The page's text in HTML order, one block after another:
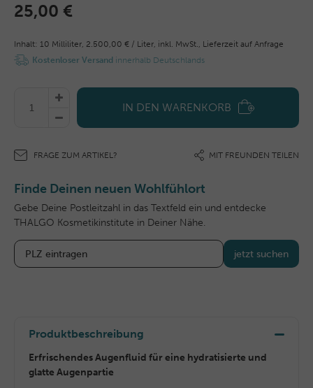
25,00 €
Inhalt: 10 Milliliter, 2.500,00 € / Liter, inkl. MwSt., Lieferzeit auf Anfrage
Kostenloser Versand innerhalb Deutschlands
IN DEN WARENKORB
FRAGE ZUM ARTIKEL? MIT FREUNDEN TEILEN
Finde Deinen neuen Wohlfühlort
Gebe Deine Postleitzahl in das Textfeld ein und entdecke
THALGO Kosmetikinstitute in Deiner Nähe.
jetzt suchen
Produktbeschreibung
Erfrischendes Augenfluid für eine hydratisierte und
glatte Augenpartie